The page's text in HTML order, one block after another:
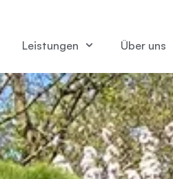
Leistungen
Über uns